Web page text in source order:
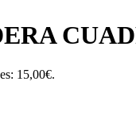
15,00€.